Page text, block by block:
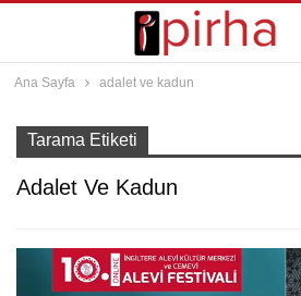
Ana Sayfa adalet ve kadun
Tarama Etiketi
Adalet Ve Kadun